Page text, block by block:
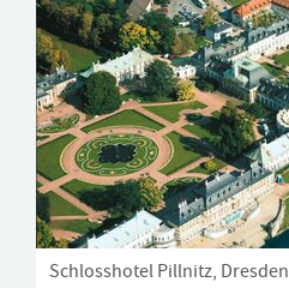
Schlosshotel Pillnitz, Dresden